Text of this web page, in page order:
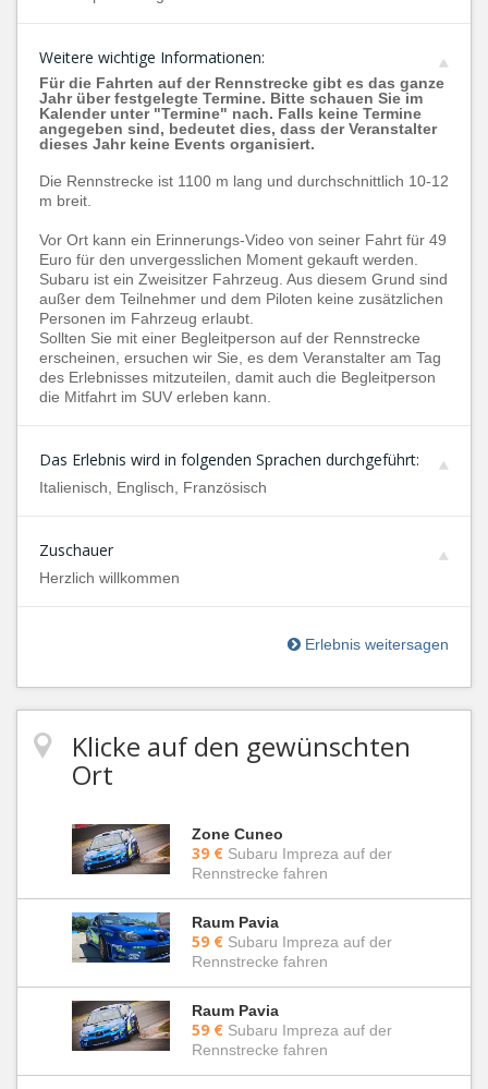
Weitere wichtige Informationen:
Für die Fahrten auf der Rennstrecke gibt es das ganze
Jahr über festgelegte Termine. Bitte schauen Sie im
Kalender unter "Termine" nach. Falls keine Termine
angegeben sind, bedeutet dies, dass der Veranstalter
dieses Jahr keine Events organisiert.
Die Rennstrecke ist 1100 m lang und durchschnittlich 10-12
m breit.
Vor Ort kann ein Erinnerungs-Video von seiner Fahrt für 49
Euro für den unvergesslichen Moment gekauft werden.
Subaru ist ein Zweisitzer Fahrzeug. Aus diesem Grund sind
außer dem Teilnehmer und dem Piloten keine zusätzlichen
Personen im Fahrzeug erlaubt.
Sollten Sie mit einer Begleitperson auf der Rennstrecke
erscheinen, ersuchen wir Sie, es dem Veranstalter am Tag
des Erlebnisses mitzuteilen, damit auch die Begleitperson
die Mitfahrt im SUV erleben kann.
Das Erlebnis wird in folgenden Sprachen durchgeführt:
Italienisch, Englisch, Französisch
Zuschauer
Herzlich willkommen
Erlebnis weitersagen
Klicke auf den gewünschten
Ort
Zone Cuneo
39 € Subaru Impreza auf der
Rennstrecke fahren
Raum Pavia
59 € Subaru Impreza auf der
Rennstrecke fahren
Raum Pavia
59 € Subaru Impreza auf der
Rennstrecke fahren